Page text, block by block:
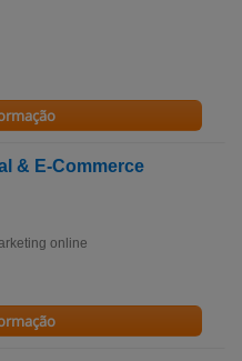
& E-Commerce
online